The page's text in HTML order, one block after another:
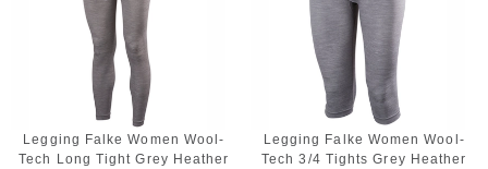
Legging Falke Women Wool-
Tech Long Tight Grey Heather
Legging Falke Women Wool-
Tech 3/4 Tights Grey Heather